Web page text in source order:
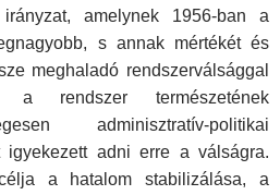
amelynek 1956-ban a
s annak mértékét és
meghaladó rendszerválsággal
a rendszer természetének
adminisztratív-po­litikai
igyekezett adni erre a válságra.
a hatalom stabilizálása, a